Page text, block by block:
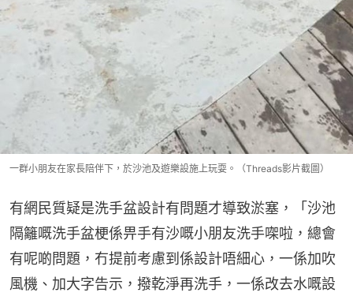
一群小朋友在家長陪伴下，於沙池及遊樂設施上玩耍。（Threads影片截圖）
有網民質疑是洗手盆設計有問題才導致淤塞，「沙池
隔籬嘅洗手盆梗係畀手有沙嘅小朋友洗手㗎啦，總會
有呢啲問題，冇提前考慮到係設計唔細心，一係加吹
風機、加大字告示，撥乾淨再洗手，一係改去水嘅設